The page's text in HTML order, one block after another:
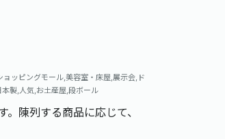
ッピングモール,美容室・床屋,展示会,ド
製,人気,お土産屋,段ボール
陳列する商品に応じて、